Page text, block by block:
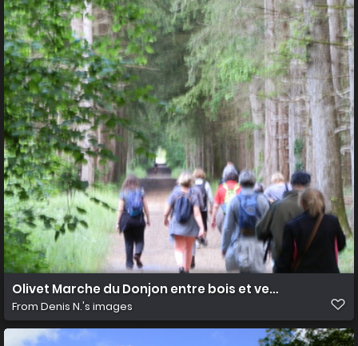
Olivet Marche du Donjon entre bois et vergers 7
From Denis N.'s images